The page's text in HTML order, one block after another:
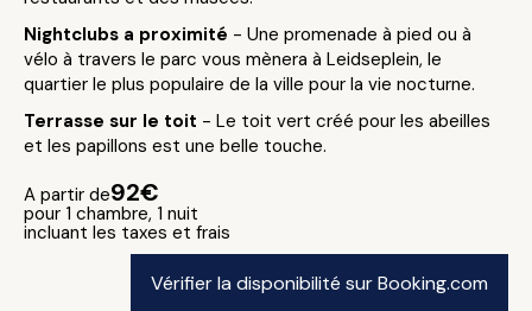
Nightclubs a proximité - Une promenade à pied ou à
vélo à travers le parc vous mènera à Leidseplein, le
quartier le plus populaire de la ville pour la vie nocturne.
Terrasse sur le toit - Le toit vert créé pour les abeilles
et les papillons est une belle touche.
A partir de92€
pour 1 chambre, 1 nuit
incluant les taxes et frais
Vérifier la disponibilité sur Booking.com